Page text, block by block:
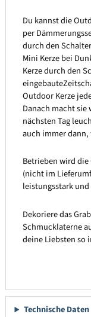
Du kannst die
per
durch den
Mini Kerze bei
Kerze durch den
Outdoor Kerze
Danach macht sie
nächsten Tag
auch immer dann,
Betrieben wird die
(nicht im
leistungsstark
Dekoriere das
Schmucklaterne
deine Liebsten so
Technische Daten